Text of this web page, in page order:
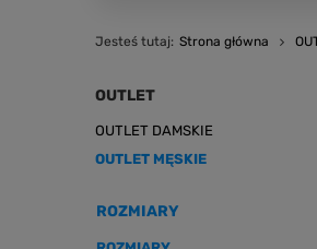
Jesteś tutaj: Strona główna
OUTLET
OUTLET DAMSKIE
OUTLET MĘSKIE
ROZMIARY